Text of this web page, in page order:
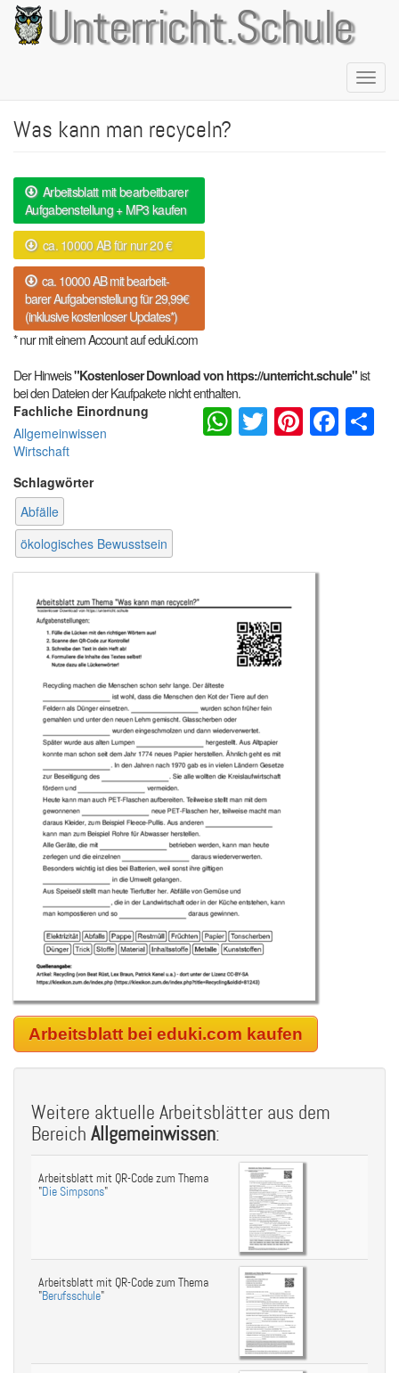
Direkt
zum
Inhalt
Unterricht.Schule
Was kann man recyceln?
Arbeitsblatt mit bearbeitbarer
Aufgabenstellung + MP3 kaufen
ca. 10000 AB für nur 20 €
ca. 10000 AB mit bearbeit-
barer Aufgabenstellung für 29,99€
(inklusive kostenloser Updates*)
* nur mit einem Account auf eduki.com
Der Hinweis"Kostenloser Download von https://unterricht.schule"ist
bei den Dateien der Kaufpakete nicht enthalten.
Fachliche Einordnung
Allgemeinwissen
Wirtschaft
Schlagwörter
Abfälle
ökologisches Bewusstsein
WhatsApp
Twitter
Arbeitsblatt bei eduki.com kaufen
Weitere aktuelle Arbeitsblätter aus dem
Bereich Allgemeinwissen:
Arbeitsblatt mit QR-Code zum Thema
"Die Simpsons"
Arbeitsblatt mit QR-Code zum Thema
"Berufsschule"